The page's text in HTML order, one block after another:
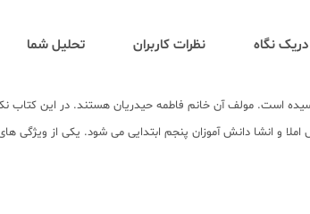
دریک نگاه نظرات کاربران تحلیل شما
به چاپ رسیده است. مولف آن خانم فاطمه حیدریان هستند. در
و انشا دانش آموزان پنجم ابتدایی می شود. یکی از ویژگی